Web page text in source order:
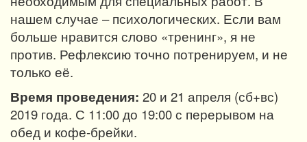
нашем случае – психологических. Если вам
больше нравится слово «тренинг», я не
против. Рефлексию точно потренируем, и не
только её.
Время проведения: 20 и 21 апреля (сб+вс)
2019 года. С 11:00 до 19:00 с перерывом на
обед и кофе-брейки.